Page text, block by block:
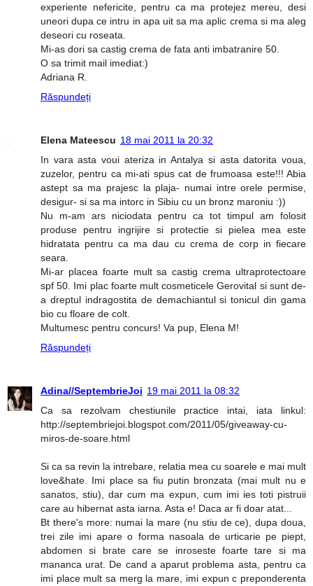
experiente nefericite, pentru ca ma protejez mereu, desi
uneori dupa ce intru in apa uit sa ma aplic crema si ma aleg
deseori cu roseata.
Mi-as dori sa castig crema de fata anti imbatranire 50.
O sa trimit mail imediat:)
Adriana R.
Răspundeți
Elena Mateescu 18 mai 2011 la 20:32
In vara asta voui ateriza in Antalya si asta datorita voua,
zuzelor, pentru ca mi-ati spus cat de frumoasa este!!! Abia
astept sa ma prajesc la plaja- numai intre orele permise,
desigur- si sa ma intorc in Sibiu cu un bronz maroniu :))
Nu m-am ars niciodata pentru ca tot timpul am folosit
produse pentru ingrijire si protectie si pielea mea este
hidratata pentru ca ma dau cu crema de corp in fiecare
seara.
Mi-ar placea foarte mult sa castig crema ultraprotectoare
spf 50. Imi plac foarte mult cosmeticele Gerovital si sunt de-
a dreptul indragostita de demachiantul si tonicul din gama
bio cu floare de colt.
Multumesc pentru concurs! Va pup, Elena M!
Răspundeți
Adina//SeptembrieJoi 19 mai 2011 la 08:32
Ca sa rezolvam chestiunile practice intai, iata linkul:
http://septembriejoi.blogspot.com/2011/05/giveaway-cu-
miros-de-soare.html
Si ca sa revin la intrebare, relatia mea cu soarele e mai mult
love&hate. Imi place sa fiu putin bronzata (mai mult nu e
sanatos, stiu), dar cum ma expun, cum imi ies toti pistruii
care au hibernat asta iarna. Asta e! Daca ar fi doar atat...
Bt there's more: numai la mare (nu stiu de ce), dupa doua,
trei zile imi apare o forma nasoala de urticarie pe piept,
abdomen si brate care se inroseste foarte tare si ma
mananca urat. De cand a aparut problema asta, pentru ca
imi place mult sa merg la mare, imi expun c preponderenta